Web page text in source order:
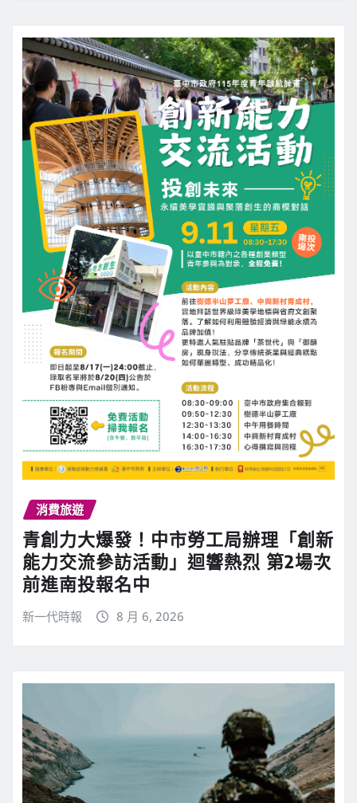
消費旅遊
青創力大爆發！中市勞工局辦理「創新
能力交流參訪活動」迴響熱烈 第2場次
前進南投報名中
新一代時報 8 月 6, 2026